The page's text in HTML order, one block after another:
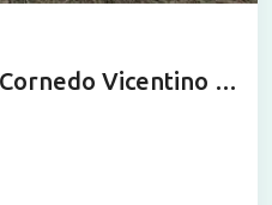
Vicentino in